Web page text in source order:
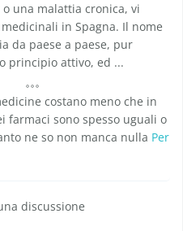
una malattia cronica, vi
in Spagna. Il nome
da paese a paese, pur
principio attivo, ed ...
costano meno che in
farmaci sono spesso uguali o
ne so non manca nulla Per
discussione